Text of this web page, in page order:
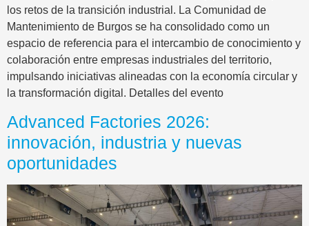
los retos de la transición industrial. La Comunidad de
Mantenimiento de Burgos se ha consolidado como un
espacio de referencia para el intercambio de conocimiento y
colaboración entre empresas industriales del territorio,
impulsando iniciativas alineadas con la economía circular y
la transformación digital. Detalles del evento
Advanced Factories 2026:
innovación, industria y nuevas
oportunidades